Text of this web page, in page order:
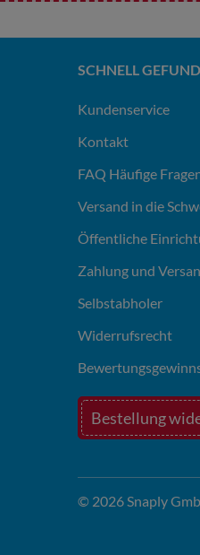
SCHNELL
Kundenservice
Kontakt
FAQ Häufige
Versand in die
Öffentliche
Zahlung und
Selbstabholer
Widerrufsrecht
Bestellung
© 2026 Snaply